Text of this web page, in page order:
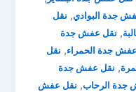
جدة البوادي, نقل
, نقل عفش جدة
جدة الحمراء, نقل
, نقل عفش جدة
جدة الرحاب, نقل عفش